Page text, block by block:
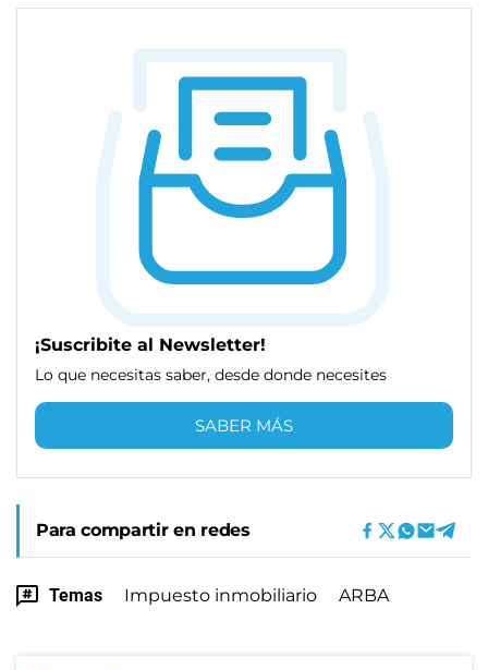
¡Suscribite al Newsletter!
Lo que necesitas saber, desde donde necesites
SABER MÁS
Para compartir en redes
Temas Impuesto inmobiliario ARBA